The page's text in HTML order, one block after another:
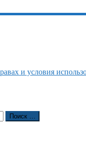
и условия
Поиск …